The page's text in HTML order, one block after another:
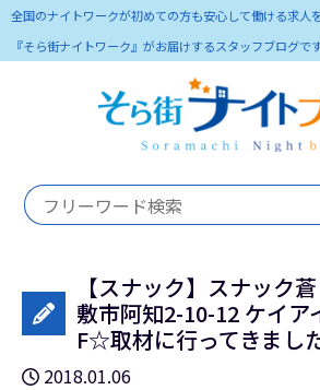
全国のナイトワークが初めての方も安心して働ける求人
『そら街ナイトワーク』がお届けするスタッフブログです
【スナック】スナック
敷市阿知2-10-12 ケイア
F☆取材に行ってきました
2018.01.06